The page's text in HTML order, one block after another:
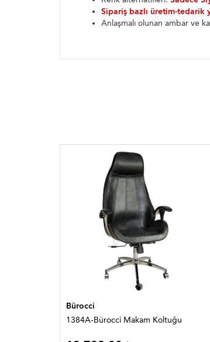
Sipariş bazlı üretim-tedarik
Anlaşmalı olunan ambar ve
Bürocci
1384A-Bürocci Makam Koltuğu